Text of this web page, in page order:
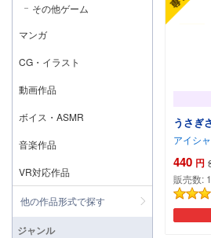
うさぎ
アイシ
440 円
販売数:
その他ゲーム
マンガ
CG・イラスト
動画作品
ボイス・ASMR
音楽作品
VR対応作品
他の作品形式で探す
ジャンル